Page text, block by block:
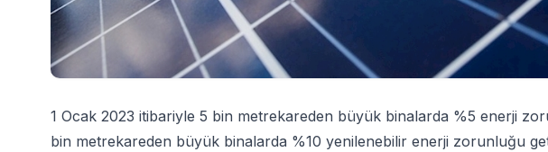
1 Ocak 2023 itibariyle 5 bin metrekareden büyük binalarda %5 enerji
bin metrekareden büyük binalarda %10 yenilenebilir enerji zorunluğu